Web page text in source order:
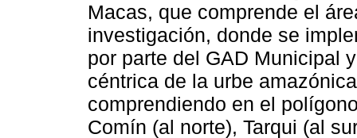
Macas, que comprende el
investigación, donde se
por parte del GAD Municipal
céntrica de la urbe
comprendiendo en el
Comín (al norte), Tarqui (al